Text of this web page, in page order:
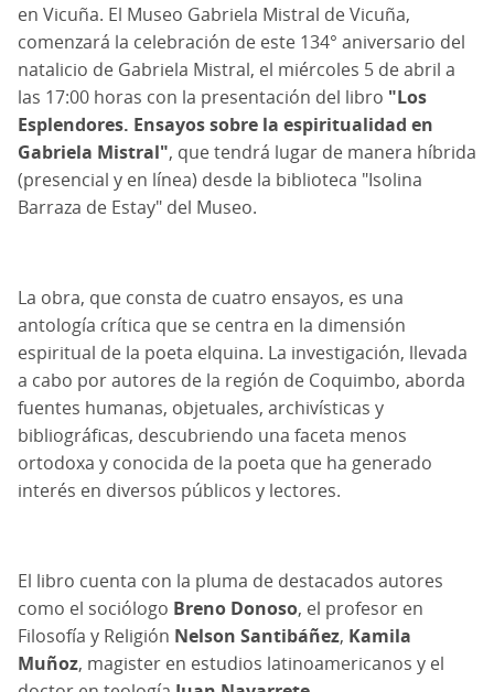
en Vicuña. El Museo Gabriela Mistral de Vicuña,
comenzará la celebración de este 134° aniversario del
natalicio de Gabriela Mistral, el miércoles 5 de abril a
las 17:00 horas con la presentación del libro "Los
Esplendores. Ensayos sobre la espiritualidad en
Gabriela Mistral", que tendrá lugar de manera híbrida
(presencial y en línea) desde la biblioteca "Isolina
Barraza de Estay" del Museo.
La obra, que consta de cuatro ensayos, es una
antología crítica que se centra en la dimensión
espiritual de la poeta elquina. La investigación, llevada
a cabo por autores de la región de Coquimbo, aborda
fuentes humanas, objetuales, archivísticas y
bibliográficas, descubriendo una faceta menos
ortodoxa y conocida de la poeta que ha generado
interés en diversos públicos y lectores.
El libro cuenta con la pluma de destacados autores
como el sociólogo Breno Donoso, el profesor en
Filosofía y Religión Nelson Santibáñez, Kamila
Muñoz, magister en estudios latinoamericanos y el